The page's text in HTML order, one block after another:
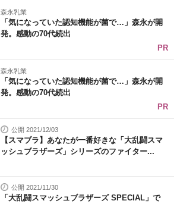
森永乳業
「気になっていた認知機能が菌で…」森永が開
発。感動の70代続出
PR
森永乳業
「気になっていた認知機能が菌で…」森永が開
発。感動の70代続出
PR
公開 2021/12/03
【スマブラ】あなたが一番好きな「大乱闘スマ
ッシュブラザーズ」シリーズのファイター...
公開 2021/11/30
「大乱闘スマッシュブラザーズ SPECIAL」で